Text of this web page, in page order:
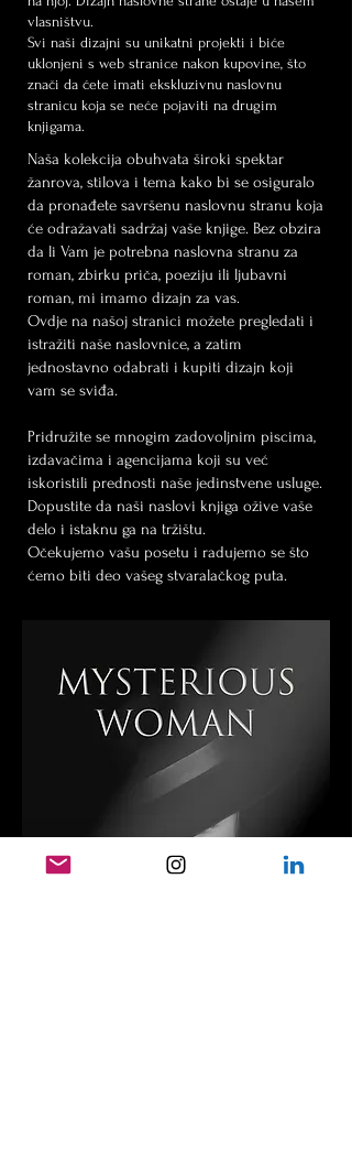
vlasništvu.
Svi naši dizajni su unikatni projekti i biće
uklonjeni s web stranice nakon kupovine, što
znači da ćete imati ekskluzivnu naslovnu
stranicu koja se neće pojaviti na drugim
knjigama.
Naša kolekcija obuhvata široki spektar
žanrova, stilova i tema kako bi se osiguralo
da pronađete savršenu naslovnu stranu koja
će odražavati sadržaj vaše knjige. Bez obzira
da li Vam je potrebna naslovna stranu za
roman, zbirku priča, poeziju ili ljubavni
roman, mi imamo dizajn za vas.
Ovdje na našoj stranici možete pregledati i
istražiti naše naslovnice, a zatim
jednostavno odabrati i kupiti dizajn koji
vam se sviđa.
Pridružite se mnogim zadovoljnim piscima,
izdavačima i agencijama koji su već
iskoristili prednosti naše jedinstvene usluge.
Dopustite da naši naslovi knjiga ožive vaše
delo i istaknu ga na tržištu.
Očekujemo vašu posetu i radujemo se što
ćemo biti deo vašeg stvaralačkog puta.